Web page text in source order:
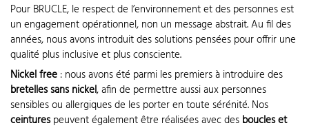
Pour BRUCLE, le respect de l’environnement et des personnes est
un engagement opérationnel, non un message abstrait. Au fil des
années, nous avons introduit des solutions pensées pour offrir une
qualité plus inclusive et plus consciente.
Nickel free : nous avons été parmi les premiers à introduire des
bretelles sans nickel, afin de permettre aussi aux personnes
sensibles ou allergiques de les porter en toute sérénité. Nos
ceinturespeuvent également être réalisées avec des boucles et